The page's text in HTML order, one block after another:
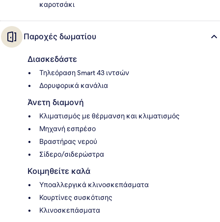
καροτσάκι
Παροχές δωματίου
Διασκεδάστε
Τηλεόραση Smart 43 ιντσών
Δορυφορικά κανάλια
Άνετη διαμονή
Κλιματισμός με θέρμανση και κλιματισμός
Μηχανή εσπρέσο
Βραστήρας νερού
Σίδερο/σιδερώστρα
Κοιμηθείτε καλά
Υποαλλεργικά κλινοσκεπάσματα
Κουρτίνες συσκότισης
Κλινοσκεπάσματα